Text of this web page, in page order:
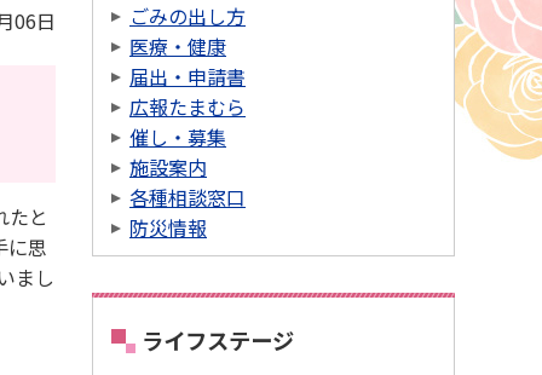
06日
たと
に思
まし
ごみの出し方
医療・健康
届出・申請書
広報たまむら
催し・募集
施設案内
各種相談窓口
防災情報
ライフステージ